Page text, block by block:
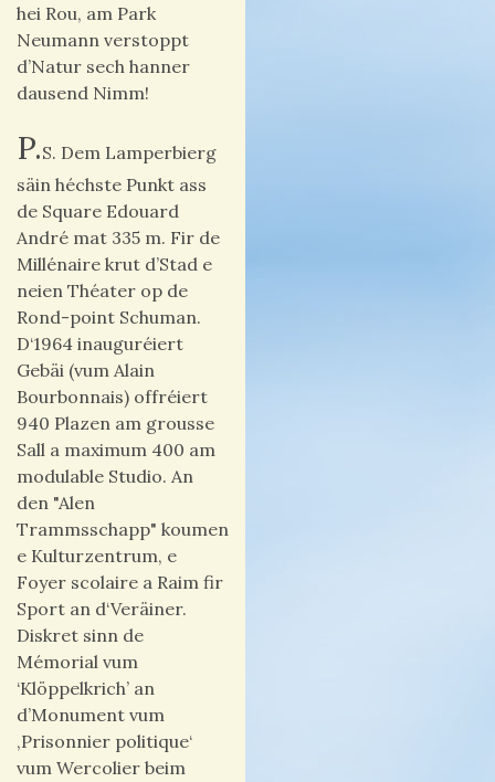
hei Rou, am Park
Neumann verstoppt
d’Natur sech hanner
dausend Nimm!
P.S. Dem Lamperbierg
säin héchste Punkt ass
de Square Edouard
André mat 335 m. Fir de
Millénaire krut d’Stad e
neien Théater op de
Rond-point Schuman.
D‘1964 inauguréiert
Gebäi (vum Alain
Bourbonnais) offréiert
940 Plazen am grousse
Sall a maximum 400 am
modulable Studio. An
den "Alen
Trammsschapp" koumen
e Kulturzentrum, e
Foyer scolaire a Raim fir
Sport an d‘Veräiner.
Diskret sinn de
Mémorial vum
‘Klöppelkrich’ an
d’Monument vum
‚Prisonnier politique‘
vum Wercolier beim